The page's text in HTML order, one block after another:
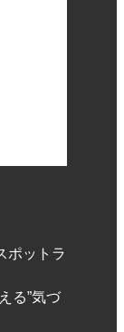
ポットラ
る”気づ